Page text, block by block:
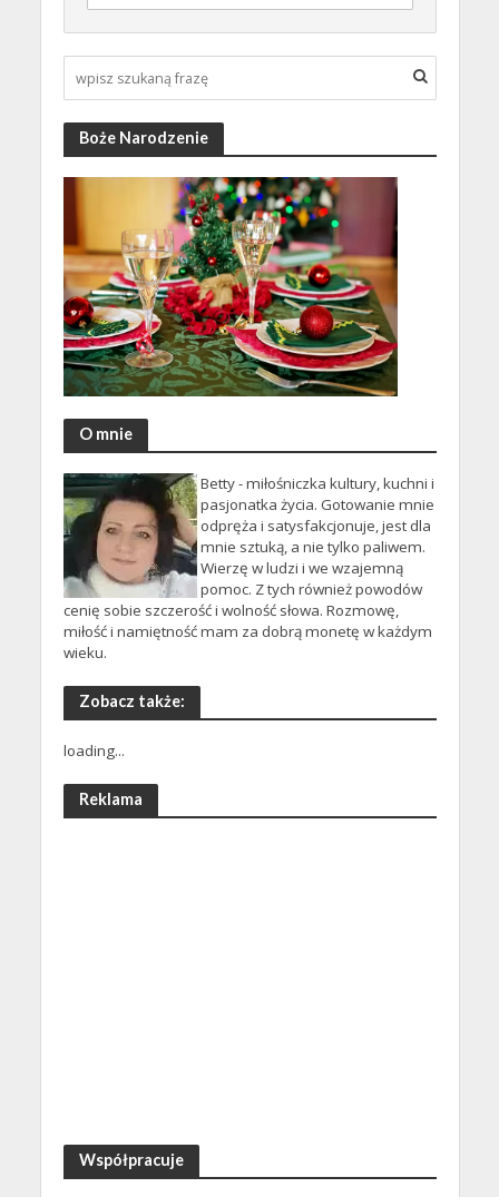
Boże Narodzenie
O mnie
Betty - miłośniczka kultury, kuchni i
pasjonatka życia. Gotowanie mnie
odpręża i satysfakcjonuje, jest dla
mnie sztuką, a nie tylko paliwem.
Wierzę w ludzi i we wzajemną
pomoc. Z tych również powodów
cenię sobie szczerość i wolność słowa. Rozmowę,
miłość i namiętność mam za dobrą monetę w każdym
wieku.
Zobacz także:
loading...
Reklama
Współpracuje